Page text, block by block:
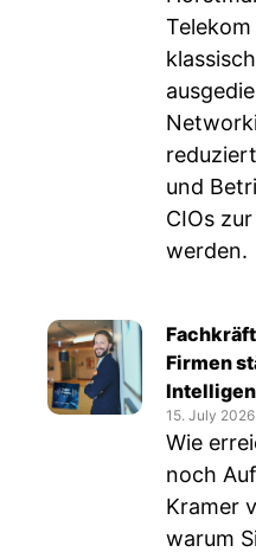
und
CIOs
werden.
Firmen
15. July 2026
Wie
noch
Kramer
warum